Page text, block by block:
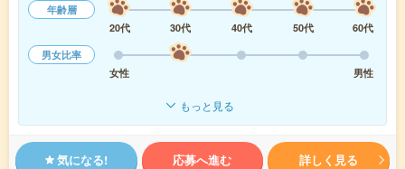
年齢層
20代
30代 40代 50代
60代
男女比率
女性
男性
もっと見る
気になる! 応募へ進む 詳しく見る